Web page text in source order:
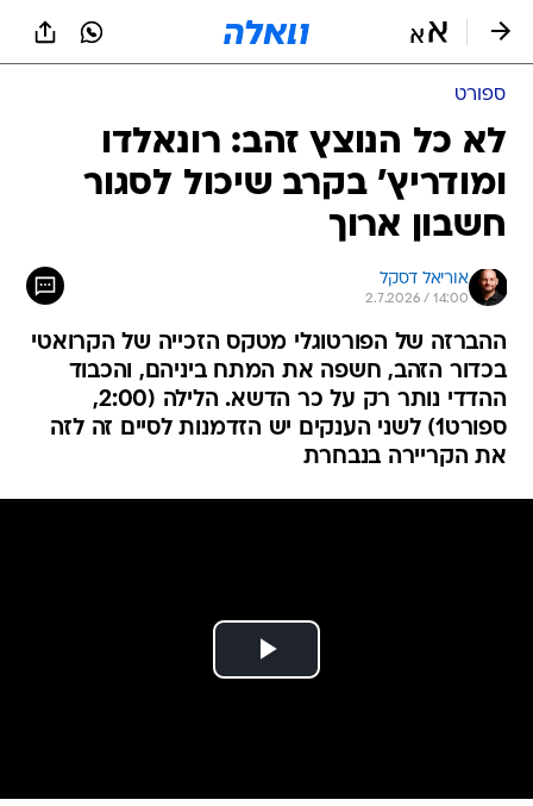
ספורט
לא כל הנוצץ זהב: רונאלדו
ומודריץ' בקרב שיכול לסגור
חשבון ארוך
אוריאל דסקל
2.7.2026 / 14:00
ההברזה של הפורטוגלי מטקס הזכייה של הקרואטי
בכדור הזהב, חשפה את המתח ביניהם, והכבוד
ההדדי נותר רק על כר הדשא. הלילה (2:00,
ספורט1) לשני הענקים יש הזדמנות לסיים זה לזה
את הקריירה בנבחרת